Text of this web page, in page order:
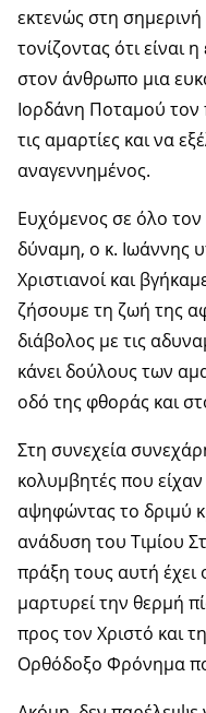
εκτενώς στη
τονίζοντας ότι είναι
στον άνθρωπο μια
Ιορδάνη Ποταμού
τις αμαρτίες και να
αναγεννημένος.
Ευχόμενος σε όλο τον
δύναμη, ο κ. Ιωάννης
Χριστιανοί και
ζήσουμε τη ζωή της
διάβολος με τις
κάνει δούλους των
οδό της φθοράς και
Στη συνεχεία
κολυμβητές που
αψηφώντας το δριμύ
ανάδυση του Τιμίου
πράξη τους αυτή
μαρτυρεί την θερμή
προς τον Χριστό και
Ορθόδοξο Φρόνημα